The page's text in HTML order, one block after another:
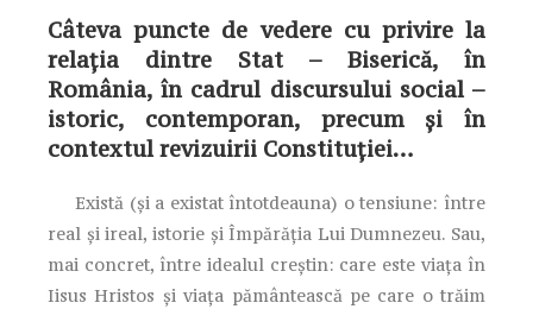
Câteva puncte de vedere cu privire la
relaţia dintre Stat – Biserică, în
România, în cadrul discursului social –
istoric, contemporan, precum şi în
contextul revizuirii Constituţiei…
Există (şi a existat întotdeauna) o tensiune: între
real şi ireal, istorie şi Împărăţia Lui Dumnezeu. Sau,
mai concret, între idealul creştin: care este viaţa în
Iisus Hristos şi viaţa pământească pe care o trăim